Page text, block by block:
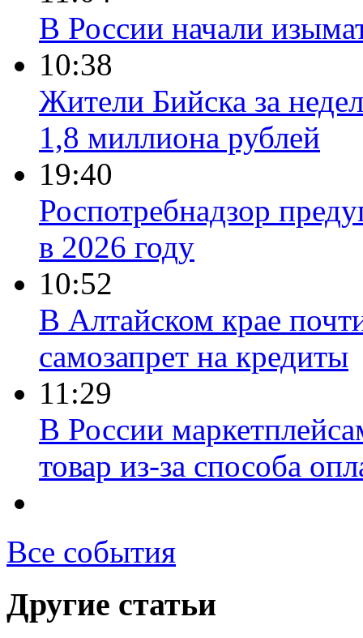
В России начали
10:38
Жители Бийска за
1,8 миллиона рублей
19:40
Роспотребнадзор
в 2026 году
10:52
В Алтайском крае
самозапрет на кредиты
11:29
В России
товар из-за способа
Все события
Другие статьи